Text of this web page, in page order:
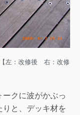
左：改修後 右：改修
クに波がかぶっ
と、デッキ材を